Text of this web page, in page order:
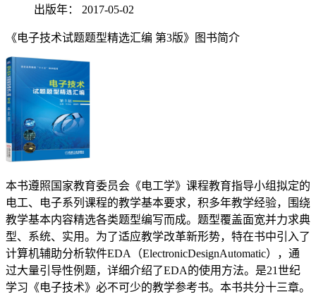
出版年： 2017-05-02
《电子技术试题题型精选汇编 第3版》图书简介
本书遵照国家教育委员会《电工学》课程教育指导小组拟定的
电工、电子系列课程的教学基本要求，积多年教学经验，围绕
教学基本内容精选各类题型编写而成。题型覆盖面宽并力求典
型、系统、实用。为了适应教学改革新形势，特在书中引入了
计算机辅助分析软件EDA（ElectronicDesignAutomatic），通
过大量引导性例题，详细介绍了EDA的使用方法。是21世纪
学习《电子技术》必不可少的教学参考书。本书共分十三章。